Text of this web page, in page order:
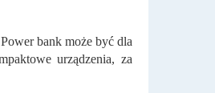
bank może być dla
urządzenia, za